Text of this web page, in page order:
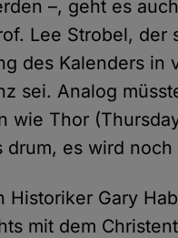
–, geht es
Lee Strobel, der
des Kalenders in
sei. Analog
wie Thor
es wird noch
Gary
mit dem